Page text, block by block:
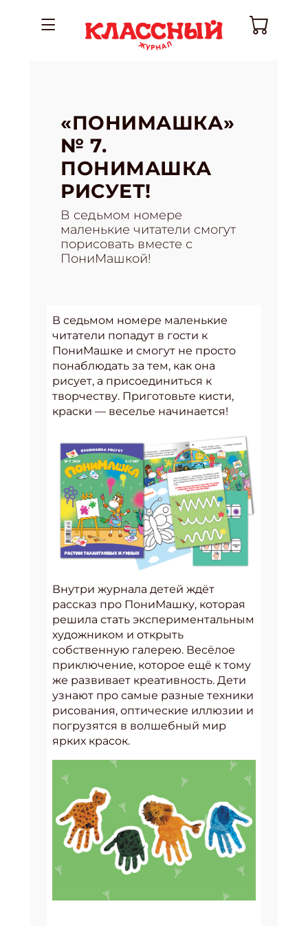
«ПОНИМАШКА»
№ 7.
ПОНИМАШКА
РИСУЕТ!
В седьмом номере
маленькие читатели смогут
порисовать вместе с
ПониМашкой!
В седьмом номере маленькие
читатели попадут в гости к
ПониМашке и смогут не просто
понаблюдать за тем, как она
рисует, а присоединиться к
творчеству. Приготовьте кисти,
краски — веселье начинается!
Внутри журнала детей ждёт
рассказ про ПониМашку, которая
решила стать экспериментальным
художником и открыть
собственную галерею. Весёлое
приключение, которое ещё к тому
же развивает креативность. Дети
узнают про самые разные техники
рисования, оптические иллюзии и
погрузятся в волшебный мир
ярких красок.